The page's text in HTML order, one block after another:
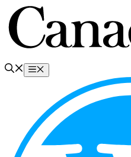
Перейти
содержимому
Меню